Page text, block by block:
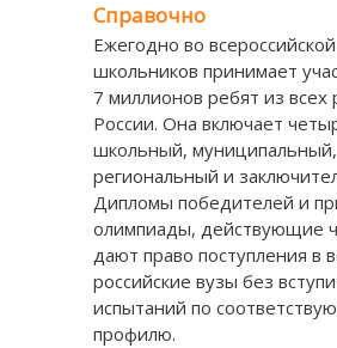
Справочно
Ежегодно во
школьников принимает
7 миллионов ребят из всех
России. Она включает
школьный, муниципальный,
региональный и
Дипломы победителей и
олимпиады, действующие
дают право поступления в
российские вузы без
испытаний по
профилю.